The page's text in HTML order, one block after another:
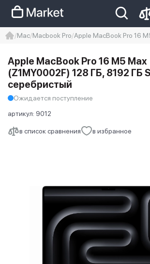
Iphone 14 pro max
айфон 14
Mac Macbook Pro Apple MacBook Pro 16
в список сравнения в избранное
Apple MacBook Pro 16 M5 Max
(Z1MY0002F) 128 ГБ, 8192 ГБ
серебристый
Ожидается поступление
артикул: 9012